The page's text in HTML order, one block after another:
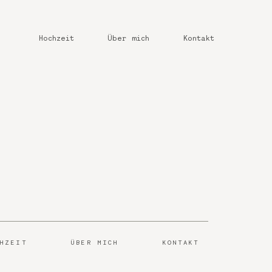
Hochzeit Über mich Kontakt
ÜBER MICH KONTAKT